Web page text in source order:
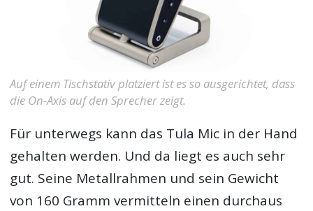
Auf einem Tischstativ platziert ist es so ausgerichtet, dass
die On-Axis auf den Sprecher zeigt.
Für unterwegs kann das Tula Mic in der Hand
gehalten werden. Und da liegt es auch sehr
gut. Seine Metallrahmen und sein Gewicht
von 160 Gramm vermitteln einen durchaus